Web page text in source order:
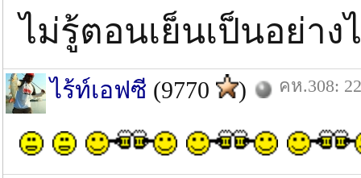
ไม่รู้ตอนเย็นเป็นอย่าง
ไร้ท์เอฟซี (9770 ) คห.308: